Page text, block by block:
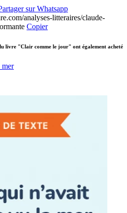
analyses-litteraires/claude-
Copier
livre "Clair comme le jour" ont également acheté
mer